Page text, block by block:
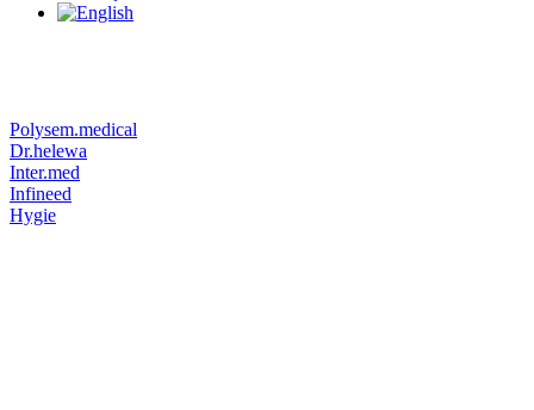
Polysem.medical
Dr.helewa
Inter.med
Infineed
Hygie